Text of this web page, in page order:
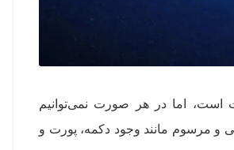
اما در هر صورت نمی‌توانیم
و مرسوم مانند وجود دکمه، پورت و